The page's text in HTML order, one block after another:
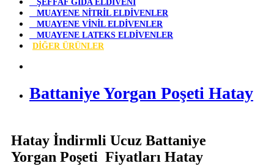
ŞEFFAF GIDA ELDİVENİ
MUAYENE NİTRİL ELDİVENLER
MUAYENE VİNİL ELDİVENLER
MUAYENE LATEKS ELDİVENLER
DİĞER ÜRÜNLER
Battaniye Yorgan Poşeti Hatay
Hatay İndirmli Ucuz Battaniye
Yorgan Poşeti Fiyatları Hatay